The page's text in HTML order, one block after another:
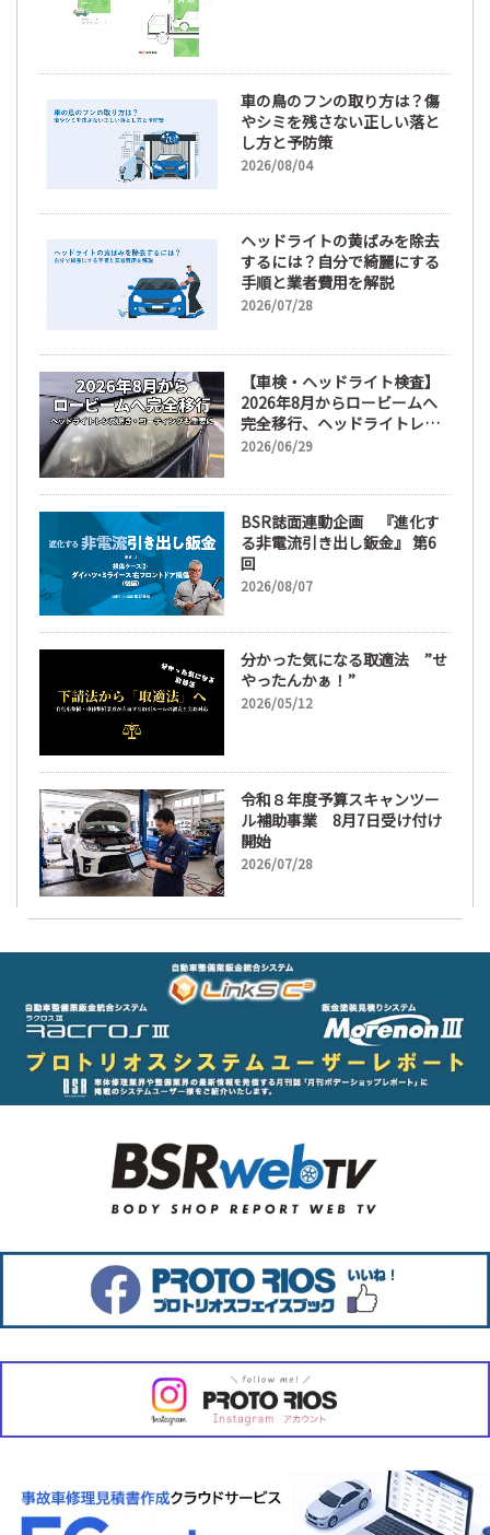
車の鳥のフンの取り方は？傷
やシミを残さない正しい落と
し方と予防策
2026/08/04
ヘッドライトの黄ばみを除去
するには？自分で綺麗にする
手順と業者費用を解説
2026/07/28
【車検・ヘッドライト検査】
2026年8月からロービームへ
完全移行、ヘッドライトレン
ズ磨き・コーティングも重要
2026/06/29
BSR誌面連動企画 『進化す
る非電流引き出し鈑金』 第6
回
2026/08/07
分かった気になる取適法 ”せ
やったんかぁ！”
2026/05/12
令和８年度予算スキャンツー
ル補助事業 8月7日受け付け
開始
2026/07/28